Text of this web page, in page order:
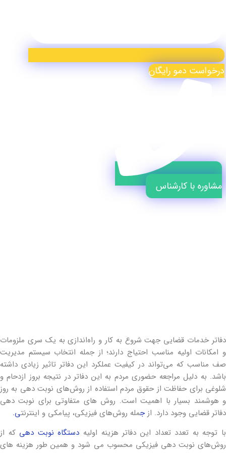
درخواست دمو رایگان
مشاوره با کارشناس
دفاتر خدمات قضایی جهت شروع به کار و راه‌اندازی به یک سری ملزومات
و امکانات اولیه مناسب احتیاج دارند؛ از جمله انتخاب سیستم مدیریت
صف مناسب که می‌تواند در کیفیت عملکرد این دفاتر تاثیر زیادی داشته
باشد. به دلیل مراجعه حضوری مردم به این دفاتر در نتیجه بروز ازدحام و
شلوغی برای حفاظت از حقوق مردم استفاده از روش‌های نوبت دهی به روز
و هوشمند بسیار با اهمیت است. روش های متفاوتی برای نوبت دهی
دفاتر قضایی وجود دارد. ازجمله روش‌های فیزیکی، پیامکی و اینترنتی.
با توجه به تعدد تعداد این دفاتر هزینه اولیه دستگاه‌ نوبت دهیکه از
روش‌های نوبت دهی فیزیکی محسوب می شود و همین طور هزینه های